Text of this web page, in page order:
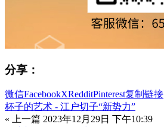
分享：
微信FacebookXRedditPinterest复制链接
杯子的艺术 - 江户切子“新势力”
« 上一篇 2023年12月29日 下午10:39